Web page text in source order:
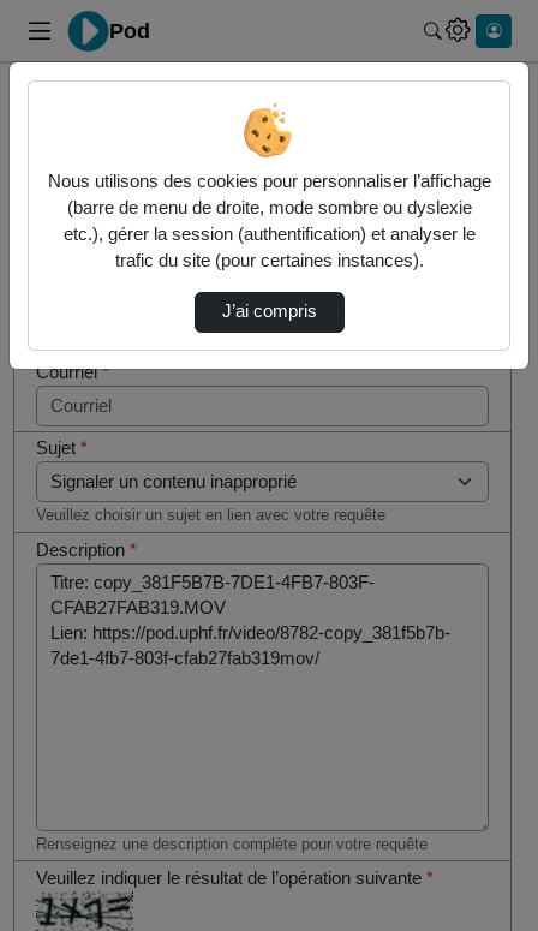
Pod
Contactez nous
Votre message
Courriel*
Sujet*
Veuillez choisir un sujet en lien avec votre requête
Description*
Renseignez une description complète pour votre requête
Veuillez indiquer le résultat de l’opération suivante*
si vous
êtes un
humain en
Nous utilisons des cookies pour personnaliser l’affichage
(barre de menu de droite, mode sombre ou dyslexie
etc.), gérer la session (authentification) et analyser le
trafic du site (pour certaines instances).
J’ai compris